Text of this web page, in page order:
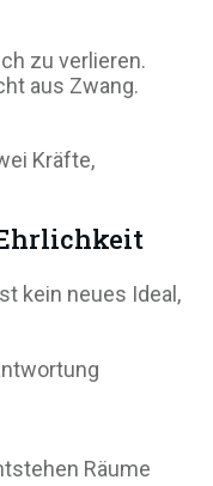
zu verlieren.
aus Zwang.
Kräfte,
kein neues Ideal,
Räume